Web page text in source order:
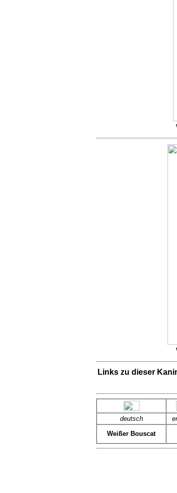
Links zu dieser
deutsch
Weißer Bouscat